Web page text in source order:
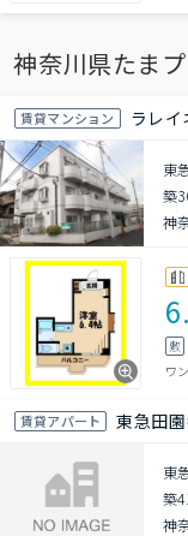
神奈川県たま
賃貸マンション ラレイ
東
築
神
敷
ワ
賃貸アパート 東急田
東
築
神